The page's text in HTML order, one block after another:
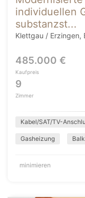
individuellen
substanzst...
Klettgau / Erzingen,
485.000 €
Kaufpreis
9
Zimmer
Kabel/SAT/TV-
Gasheizung
minimieren